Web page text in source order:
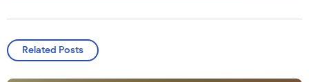
Related Posts